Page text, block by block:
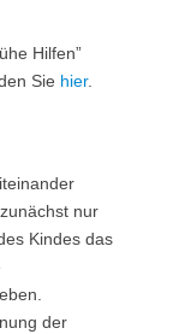
Hilfen”
Sie hier.
nur
Kindes das
der